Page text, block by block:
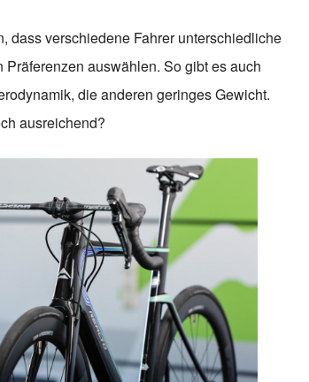
dass verschiedene Fahrer unterschiedliche
auswählen. So gibt es auch
die anderen geringes Gewicht.
ausreichend?